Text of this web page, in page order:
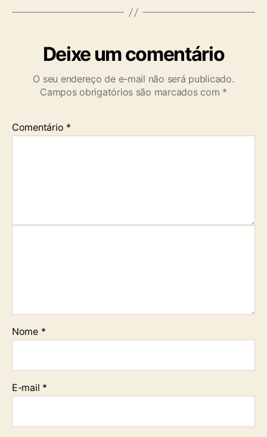
Deixe um comentário
O seu endereço de e-mail não será publicado.
Campos obrigatórios são marcados com *
Comentário *
Nome *
E-mail *